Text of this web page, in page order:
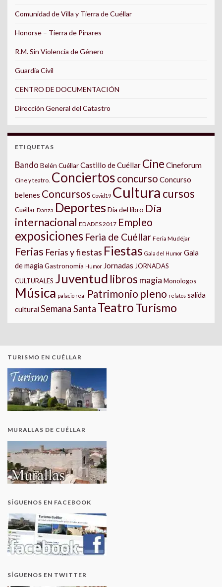
Comunidad de Villa y Tierra de Cuéllar
Honorse – Tierra de Pinares
R.M. Sin Violencia de Género
Guardia Civil
CENTRO DE DOCUMENTACIÓN
Dirección General del Catastro
ETIQUETAS
Bando Belén CuéllarCastillo de Cuéllar Cine Cineforum
Cine y teatro. Conciertos concurso Concurso
belenes Concursos Covid19 Cultura cursos
Cuéllar Danza Deportes Día del libro Día
internacional EDADES 2017 Empleo
exposiciones Feria de Cuéllar Feria Mudéjar
Ferias Ferias y fiestas Fiestas Gala del Humor Gala
de magia Gastronomía Humor Jornadas JORNADAS
CULTURALES Juventud libros magia Monologos
Música palacio real Patrimonio pleno relatos salida
cultural Semana Santa TeatroTurismo
TURISMO EN CUÉLLAR
MURALLAS DE CUÉLLAR
SÍGUENOS EN FACEBOOK
SÍGUENOS EN TWITTER